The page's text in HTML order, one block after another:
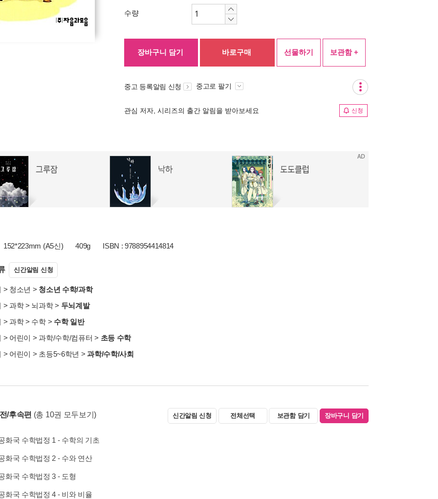
수량
장바구니 담기 바로구매 선물하기 보관함 +
중고 등록알림 신청 중고로 팔기
관심 저자, 시리즈의 출간 알림을 받아보세요 신청
152*223mm (A5신) 409g ISBN : 9788954414814
신간알림 신청
> 청소년 > 청소년 수학/과학
> 과학> 뇌과학> 두뇌계발
> 과학> 수학> 수학 일반
> 어린이 >과학/수학/컴퓨터 > 초등 수학
> 어린이 > 초등5~6학년 >과학/수학/사회
/후속편 (총 10권 모두보기) 신간알림 신청 전체선택 보관함 담기 장바구니 담기
화국 수학법정 1 - 수학의 기초
화국 수학법정 2 - 수와 연산
화국 수학법정 3 - 도형
화국 수학법정 4 - 비와 비율